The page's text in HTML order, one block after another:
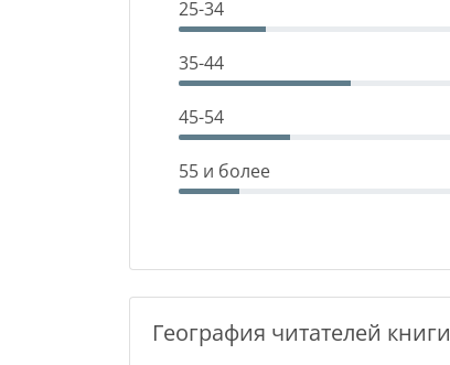
25-34
35-44
45-54
55 и более
География читателей книги